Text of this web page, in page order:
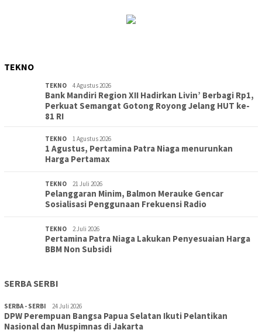
TEKNO
TEKNO 4 Agustus 2026
Bank Mandiri Region XII Hadirkan Livin’ Berbagi Rp1,
Perkuat Semangat Gotong Royong Jelang HUT ke-
81 RI
TEKNO 1 Agustus 2026
1 Agustus, Pertamina Patra Niaga menurunkan
Harga Pertamax
TEKNO 21 Juli 2026
Pelanggaran Minim, Balmon Merauke Gencar
Sosialisasi Penggunaan Frekuensi Radio
TEKNO 2 Juli 2026
Pertamina Patra Niaga Lakukan Penyesuaian Harga
BBM Non Subsidi
SERBA SERBI
SERBA - SERBI 24 Juli 2026
DPW Perempuan Bangsa Papua Selatan Ikuti Pelantikan
Nasional dan Muspimnas di Jakarta
TOPIK 30 Juli 2026
Wujudkan Sekolah Adiwiyata:SD Inpres Polder Merauke